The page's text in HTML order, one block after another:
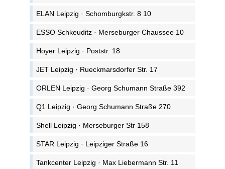
ELAN Leipzig · Schomburgkstr. 8 10
ESSO Schkeuditz · Merseburger Chaussee 10
Hoyer Leipzig · Poststr. 18
JET Leipzig · Rueckmarsdorfer Str. 17
ORLEN Leipzig · Georg Schumann Straße 392
Q1 Leipzig · Georg Schumann Straße 270
Shell Leipzig · Merseburger Str 158
STAR Leipzig · Leipziger Straße 16
Tankcenter Leipzig · Max Liebermann Str. 11